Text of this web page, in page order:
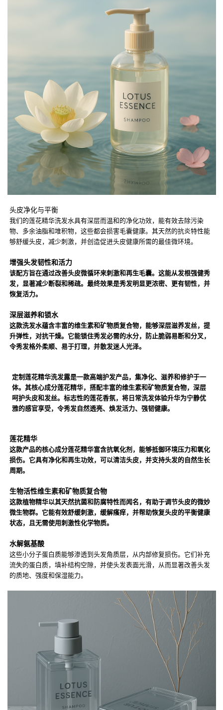
头皮净化与平衡
我们的莲花精华洗发水具有深层而温和的净化功效，能有效去除污染
物、多余油脂和堆积物，这些都会损害毛囊健康。其天然的抗炎特性能
够舒缓头皮，减少刺激，并创造促进头皮健康所需的最佳微环境。
增强头发韧性和活力
该配方旨在通过改善头皮微循环来刺激和再生毛囊。这能从发根强健秀
发，显著减少断裂和稀疏。最终效果是秀发明显更浓密、更有韧性，并
恢复活力。
深层滋养和锁水
这款洗发水蕴含丰富的维生素和矿物质复合物，能够深层滋养发丝，提
升弹性，对抗干燥。它能锁住秀发必需的水分，防止脆弱易断和分叉，
令秀发格外柔顺、易于打理，并散发迷人光泽。
定制莲花精华洗发露是一款高端护发产品，集净化、滋养和修护于一
体。其核心成分莲花精华，搭配丰富的维生素和矿物质复合物，深层
呵护头皮和发丝。标志性的莲花香氛，将日常洗发体验升华为宁静优
雅的感官享受，令秀发自然透亮、焕发活力、强韧健康。
莲花精华
这款产品的核心成分莲花精华富含抗氧化剂，能够抵御环境压力和氧化
损伤。它具有净化和再生功效，可以清洁头皮，并支持头发的自然生长
周期。
生物活性维生素和矿物质复合物
这款植物精华以其天然抗菌和防腐特性而闻名，有助于调节头皮的微妙
微生物群。它能有效舒缓刺激，缓解瘙痒，并帮助恢复头皮的平衡健康
状态，且无需使用刺激性化学物质。
水解氨基酸
这些小分子蛋白质能够渗透到头发角质层，从内部修复损伤。它们补充
流失的蛋白质，填补结构空隙，并使头发表面光滑，从而显著改善头发
的质地、强度和保湿能力。